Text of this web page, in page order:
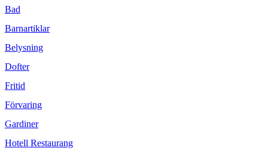
Bad
Barnartiklar
Belysning
Dofter
Fritid
Förvaring
Gardiner
Hotell Restaurang